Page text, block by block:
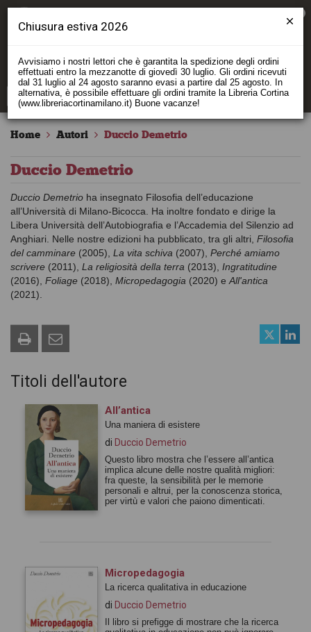
Home Autori Duccio Demetrio
Duccio Demetrio
Duccio Demetrio ha insegnato Filosofia dell’educazione
all’Università di Milano-Bicocca. Ha inoltre fondato e dirige la
Libera Università dell’Autobiografia e l’Accademia del Silenzio ad
Anghiari. Nelle nostre edizioni ha pubblicato, tra gli altri, Filosofia
del camminare (2005), La vita schiva (2007), Perché amiamo
scrivere (2011), La religiosità della terra (2013), Ingratitudine
(2016), Foliage (2018), Micropedagogia (2020) e All'antica
(2021).
Titoli dell'autore
All’antica
Una maniera di esistere
di Duccio Demetrio
Questo libro mostra che l’essere all’antica
implica alcune delle nostre qualità migliori:
fra queste, la sensibilità per le memorie
personali e altrui, per la conoscenza storica,
per virtù e valori che paiono dimenticati.
Micropedagogia
La ricerca qualitativa in educazione
di Duccio Demetrio
Il libro si prefigge di mostrare che la ricerca
Chiusura estiva 2026
Avvisiamo i nostri lettori che è garantita la spedizione degli ordini
effettuati entro la mezzanotte di giovedì 30 luglio. Gli ordini ricevuti
dal 31 luglio al 24 agosto saranno evasi a partire dal 25 agosto. In
alternativa, è possibile effettuare gli ordini tramite la Libreria Cortina
(www.libreriacortinamilano.it) Buone vacanze!